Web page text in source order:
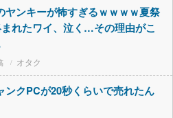
ヤンキーが怖すぎるｗｗｗｗ夏祭
れたワイ、泣く…その理由がこ
オタク
ンクPCが20秒くらいで売れたん